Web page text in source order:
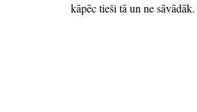
kāpēc tieši tā un ne sāvādāk.